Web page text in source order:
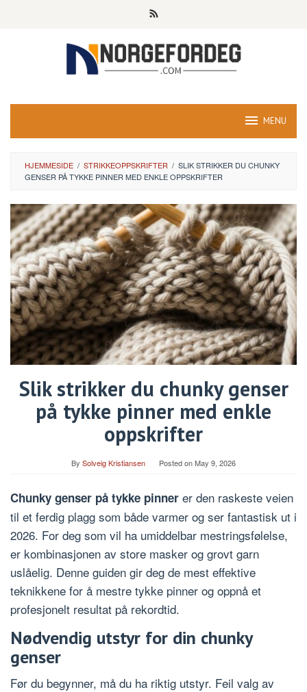
MENU
HJEMMESIDE / STRIKKEOPPSKRIFTER / SLIK STRIKKER DU CHUNKY
GENSER PÅ TYKKE PINNER MED ENKLE OPPSKRIFTER
Slik strikker du chunky genser
på tykke pinner med enkle
oppskrifter
By Solveig Kristiansen Posted onMay 9, 2026
Chunky genser på tykke pinner er den raskeste veien
til et ferdig plagg som både varmer og ser fantastisk ut i
2026. For deg som vil ha umiddelbar mestringsfølelse,
er kombinasjonen av store masker og grovt garn
uslåelig. Denne guiden gir deg de mest effektive
teknikkene for å mestre tykke pinner og oppnå et
profesjonelt resultat på rekordtid.
Nødvendig utstyr for din chunky
genser
Før du begynner, må du ha riktig utstyr. Feil valg av